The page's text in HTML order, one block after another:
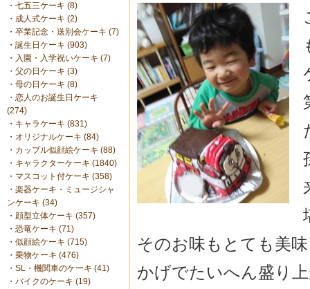
・ 七五三ケーキ (8)
・ 成人式ケーキ (2)
・ 卒業記念・送別会ケーキ (7)
・ 誕生日ケーキ (903)
・ 入園・入学祝いケーキ (7)
・ 父の日ケーキ (3)
・ 母の日ケーキ (8)
・ 恋人のお誕生日ケーキ
(274)
・ キャラケーキ (831)
・ オリジナルケーキ (84)
・ カップル似顔絵ケーキ (88)
・ キャラクターケーキ (1840)
・ マスコット付ケーキ (358)
・ 楽器ケーキ・ミュージシャ
ンケーキ (34)
・ 顔型立体ケーキ (357)
・ 恐竜ケーキ (71)
・ 似顔絵ケーキ (715)
・ 乗物ケーキ (476)
・ SL・機関車のケーキ (41)
・ バイクのケーキ (19)
そのお味もとても美
かげでたいへん盛り